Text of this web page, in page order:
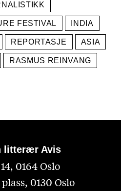
FESTIVAL INDIA
REPORTASJE ASIA
RASMUS REINVANG
litterær Avis
0164 Oslo
0130 Oslo